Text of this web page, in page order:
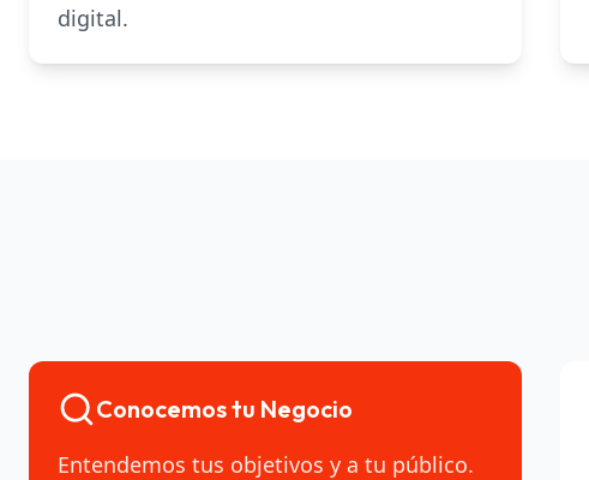
digital.
Conocemos tu Negocio
Entendemos tus objetivos y a tu público.